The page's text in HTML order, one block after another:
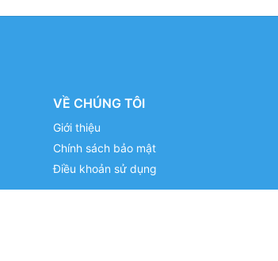
VỀ CHÚNG TÔI
Giới thiệu
Chính sách bảo mật
Điều khoản sử dụng